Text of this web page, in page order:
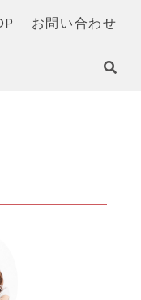
お問い合わせ